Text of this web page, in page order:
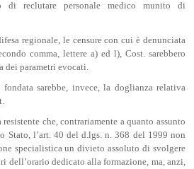
di reclutare personale medico munito di
regionale, le censure con cui è denunciata
comma, lettere a) ed l), Cost. sarebbero
parametri evocati.
fondata sarebbe, invece, la doglianza relativa
che, contrariamente a quanto assunto
Stato, l’art. 40 del d.lgs. n. 368 del 1999 non
specialistica un divieto assoluto di svolgere
dell’orario dedicato alla formazione, ma, anzi,